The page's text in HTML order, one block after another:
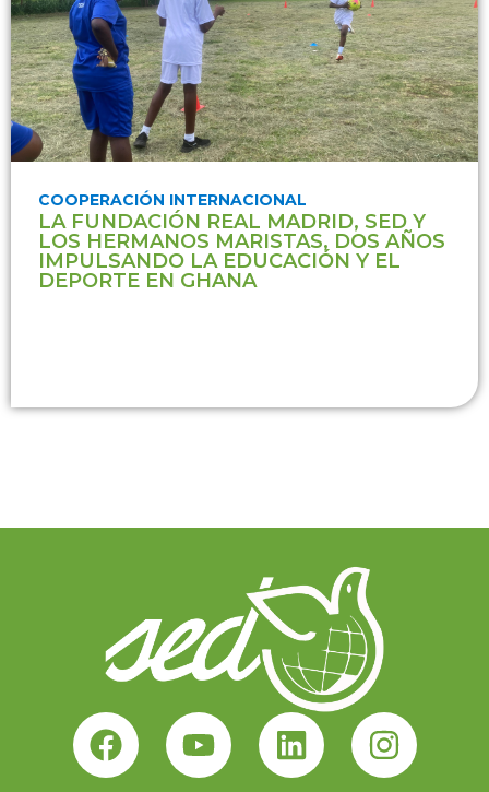
COOPERACIÓN INTERNACIONAL
LA FUNDACIÓN REAL MADRID, SED Y
LOS HERMANOS MARISTAS, DOS AÑOS
IMPULSANDO LA EDUCACIÓN Y EL
DEPORTE EN GHANA